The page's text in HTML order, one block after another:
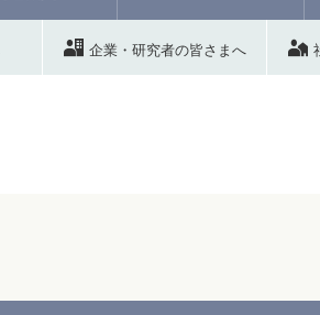
企業・研究者の皆さまへ